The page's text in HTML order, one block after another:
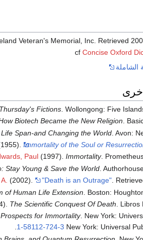
Veteran's Memorial, Inc . Retrieved
Concise Oxford
الشاملة
Thursday's Fictions. Wollongong: Five
Biotech Became the New Religion.
Span-and Changing the World. Avon:
Immortality of the Soul or
Paul(1997). Immortality.
Stay Young & Save the World.
(2002). "Death is an Outrage".
of Human Life Extension . Boston:
The Scientific Conquest Of Death . Libros
for Immortality. New York:
New York: Universal
1-58112-724-3
.